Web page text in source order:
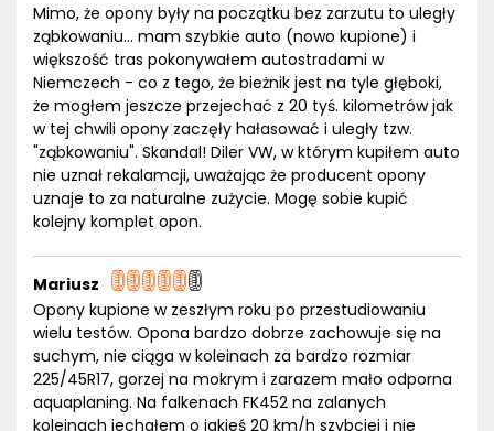
Mimo, że opony były na początku bez zarzutu to uległy
ząbkowaniu... mam szybkie auto (nowo kupione) i
większość tras pokonywałem autostradami w
Niemczech - co z tego, że bieżnik jest na tyle głęboki,
że mogłem jeszcze przejechać z 20 tyś. kilometrów jak
w tej chwili opony zaczęły hałasować i uległy tzw.
"ząbkowaniu". Skandal! Diler VW, w którym kupiłem auto
nie uznał rekalamcji, uważając że producent opony
uznaje to za naturalne zużycie. Mogę sobie kupić
kolejny komplet opon.
Mariusz
Opony kupione w zeszłym roku po przestudiowaniu
wielu testów. Opona bardzo dobrze zachowuje się na
suchym, nie ciąga w koleinach za bardzo rozmiar
225/45R17, gorzej na mokrym i zarazem mało odporna
aquaplaning. Na falkenach FK452 na zalanych
koleinach jechałem o jakieś 20 km/h szybciej i nie